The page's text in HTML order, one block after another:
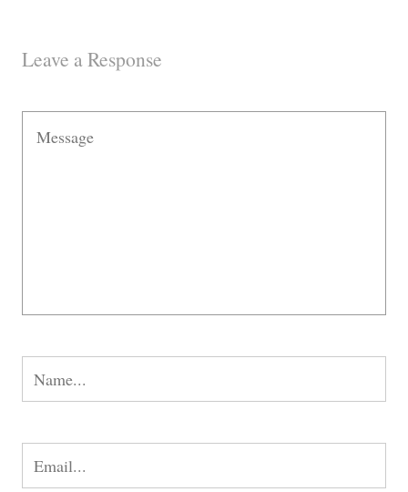
Leave a Response